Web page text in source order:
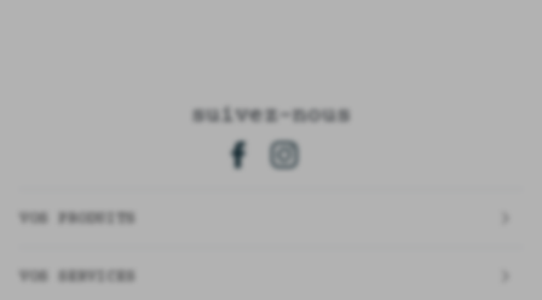
suivez-nous
VOS PRODUITS
VOS SERVICES